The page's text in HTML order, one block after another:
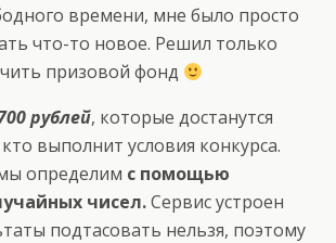
времени, мне было просто
что-то новое. Решил только
призовой фонд
рублей, которые достанутся
выполнит условия конкурса.
определим с помощью
чисел.Сервис устроен
подтасовать нельзя, поэтому